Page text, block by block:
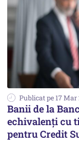
Publicat pe 17 Mar
Banii de la
echivalenţi cu
pentru Credit